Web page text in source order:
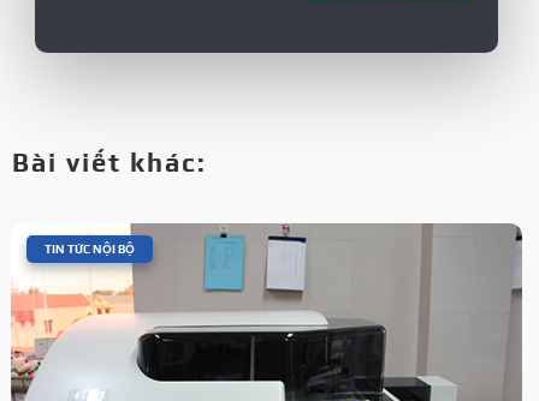
Bài viết khác:
TIN TỨC NỘI BỘ